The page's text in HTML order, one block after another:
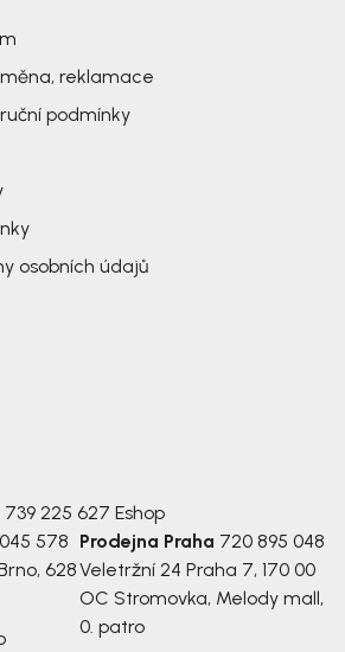
reklamace
podmínky
osobních údajů
739 225 627 Eshop
578
628
Prodejna Praha 720 895 048
Veletržní 24 Praha 7, 170 00
OC Stromovka, Melody mall,
0. patro